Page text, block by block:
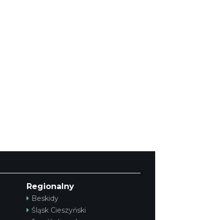
Regionalny
Beskidy
Śląsk Cieszyński